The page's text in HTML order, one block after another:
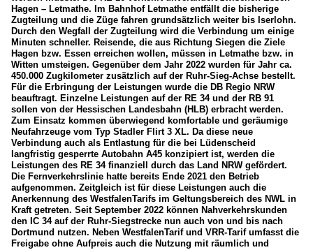
Hagen – Letmathe. Im Bahnhof Letmathe entfällt die bisherige
Zugteilung und die Züge fahren grundsätzlich weiter bis Iserlohn.
Durch den Wegfall der Zugteilung wird die Verbindung um einige
Minuten schneller. Reisende, die aus Richtung Siegen die Ziele
Hagen bzw. Essen erreichen wollen, müssen in Letmathe bzw. in
Witten umsteigen. Gegenüber dem Jahr 2022 wurden für Jahr ca.
450.000 Zugkilometer zusätzlich auf der Ruhr-Sieg-Achse bestellt.
Für die Erbringung der Leistungen wurde die DB Regio NRW
beauftragt. Einzelne Leistungen auf der RE 34 und der RB 91
sollen von der Hessischen Landesbahn (HLB) erbracht werden.
Zum Einsatz kommen überwiegend komfortable und geräumige
Neufahrzeuge vom Typ Stadler Flirt 3 XL. Da diese neue
Verbindung auch als Entlastung für die bei Lüdenscheid
langfristig gesperrte Autobahn A45 konzipiert ist, werden die
Leistungen des RE 34 finanziell durch das Land NRW gefördert.
Die Fernverkehrslinie hatte bereits Ende 2021 den Betrieb
aufgenommen. Zeitgleich ist für diese Leistungen auch die
Anerkennung des WestfalenTarifs im Geltungsbereich des NWL in
Kraft getreten. Seit September 2022 können Nahverkehrskunden
den IC 34 auf der Ruhr-Siegstrecke nun auch von und bis nach
Dortmund nutzen. Neben WestfalenTarif und VRR-Tarif umfasst die
Freigabe ohne Aufpreis auch die Nutzung mit räumlich und